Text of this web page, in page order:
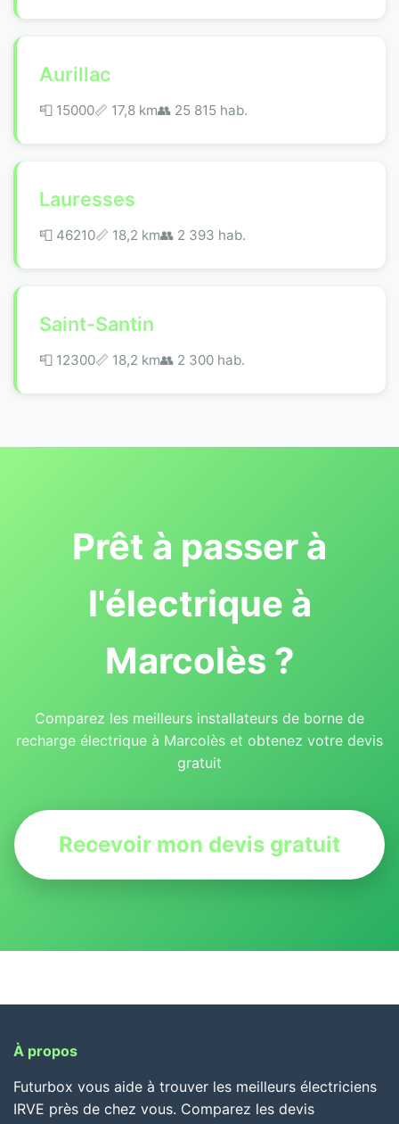
Aurillac
📮 15000📏 17,8 km👥 25 815 hab.
Lauresses
📮 46210📏 18,2 km👥 2 393 hab.
Saint-Santin
📮 12300📏 18,2 km👥 2 300 hab.
Prêt à passer à
l'électrique à
Marcolès ?
Comparez les meilleurs installateurs de borne de
recharge électrique à Marcolès et obtenez votre devis
gratuit
Recevoir mon devis gratuit
À propos
Futurbox vous aide à trouver les meilleurs électriciens
IRVE près de chez vous. Comparez les devis